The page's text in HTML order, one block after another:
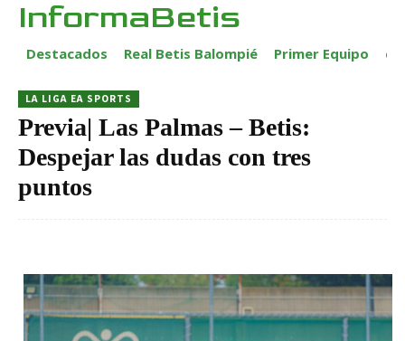
InformaBetis
Destacados Real Betis Balompié Primer Equipo
LA LIGA EA SPORTS
Previa| Las Palmas – Betis:
Despejar las dudas con tres
puntos